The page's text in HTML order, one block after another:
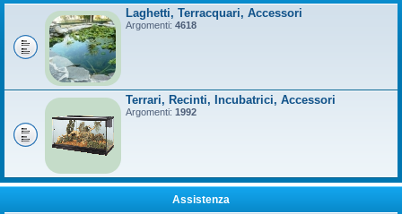
Laghetti, Terracquari, Accessori
Argomenti: 4618
Terrari, Recinti, Incubatrici, Accessori
Argomenti: 1992
Assistenza